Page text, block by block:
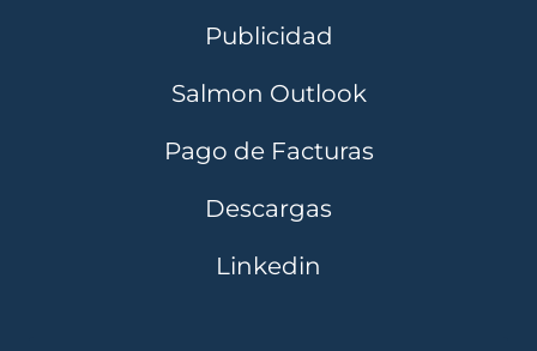
Publicidad
Salmon Outlook
Pago de Facturas
Descargas
Linkedin